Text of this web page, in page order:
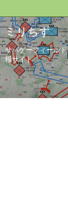
ミリちず
サバゲーフィール
報サイト